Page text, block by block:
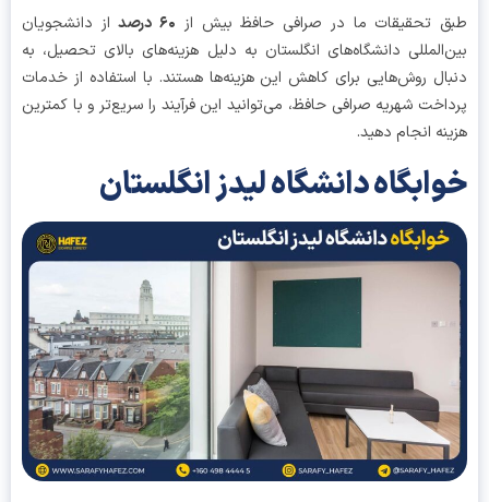
تحقیقات ما در صرافی حافظ بیش از۶۰ درصد
از دانشجویان
دانشگاه‌های انگلستان به دلیل هزینه‌های بالای تحصیل، به
روش‌هایی برای کاهش این هزینه‌ها هستند. با استفاده از خدمات
شهریه صرافی حافظ، می‌توانید این فرآیند را سریع‌تر و با کمترین
انجام دهید.
دانشگاه لیدز انگلستان